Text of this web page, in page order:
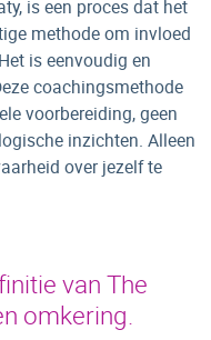
is een proces dat het
methode om invloed
is eenvoudig en
coachingsmethode
voorbereiding, geen
inzichten. Alleen
over jezelf te
van The
omkering.